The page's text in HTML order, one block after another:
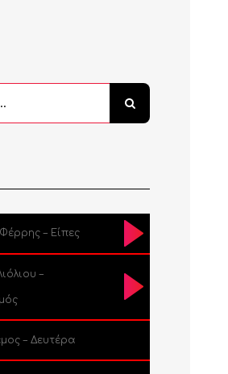
– Είπες
–
– Δευτέρα